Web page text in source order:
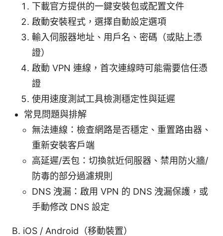
下載官方提供的一鍵安裝包或配置文件
啟動安裝程式，選擇自動設定選項
輸入伺服器地址、用戶名、密碼（或貼上憑
證）
啟動 VPN 連線，首次連線時可能需要信任憑
證
使用速度測試工具檢測穩定性與延遲
常見問題與排解
無法連線：檢查網路是否穩定、重置路由器、
重新安裝客戶端
高延遲/丟包：切換就近伺服器、禁用防火牆/
防毒的部分過濾規則
DNS 洩漏：啟用 VPN 的 DNS 洩漏保護，或
手動修改 DNS 設定
B. iOS / Android（移動裝置）